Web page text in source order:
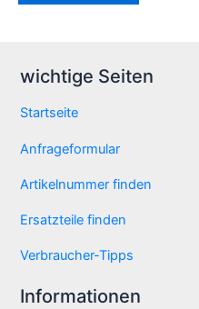
wichtige Seiten
Startseite
Anfrageformular
Artikelnummer finden
Ersatzteile finden
Verbraucher-Tipps
Informationen